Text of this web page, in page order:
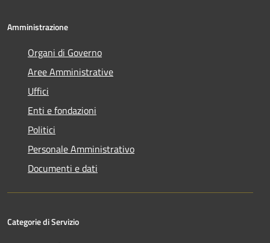
Amministrazione
Organi di Governo
Aree Amministrative
Uffici
Enti e fondazioni
Politici
Personale Amministrativo
Documenti e dati
Categorie di Servizio